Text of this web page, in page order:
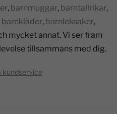
, barnmuggar, barntallrikar,
barnkläder, barnleksaker,
mycket annat. Vi ser fram
tillsammans med dig.
kundservice